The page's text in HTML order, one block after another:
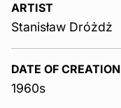
ARTIST
Stanisław Dróżdż
DATE OF CREATION
1960s